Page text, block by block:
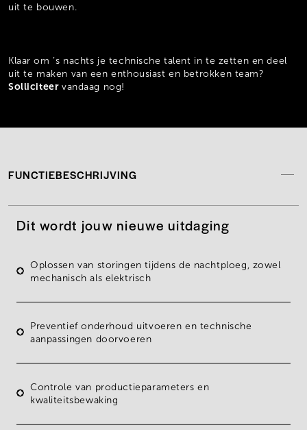
uit te bouwen.
Klaar om ’s nachts je technische talent in te zetten en deel
uit te maken van een enthousiast en betrokken team?
Solliciteer vandaag nog!
FUNCTIEBESCHRIJVING
Dit wordt jouw nieuwe uitdaging
Oplossenvan storingentijdens de nachtploeg, zowel
mechanischals elektrisch
Preventief onderhoud uitvoeren en technische
aanpassingen doorvoeren
Controle van productieparametersen
kwaliteitsbewaking